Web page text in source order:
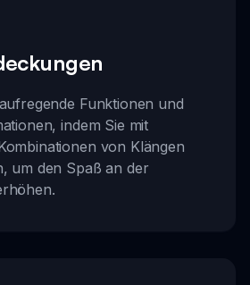
Funktionen und
indem Sie mit
von Klängen
um den Spaß an der